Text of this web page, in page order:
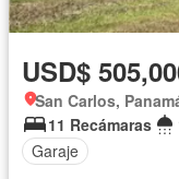
USD$
San Carlos,
11 Recámaras
Garaje